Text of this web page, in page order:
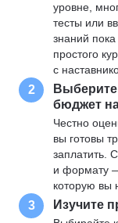
уровне,
тесты или
знаний
простого
с
2
Выберите
бюджет
Честно
вы готовы
заплатить.
и формату
которую вы
3 Изучите